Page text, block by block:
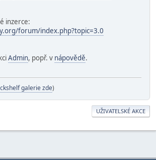
inzerce:
forum/index.php?topic=3.0
Admin, popř. v nápovědě.
galerie zde)
UŽIVATELSKÉ AKCE